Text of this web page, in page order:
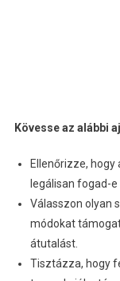
Kövesse az alábbi
Ellenőrizze,
legálisan fogad-
Válasszon olyan
módokat
átutalást.
Tisztázza, hogy